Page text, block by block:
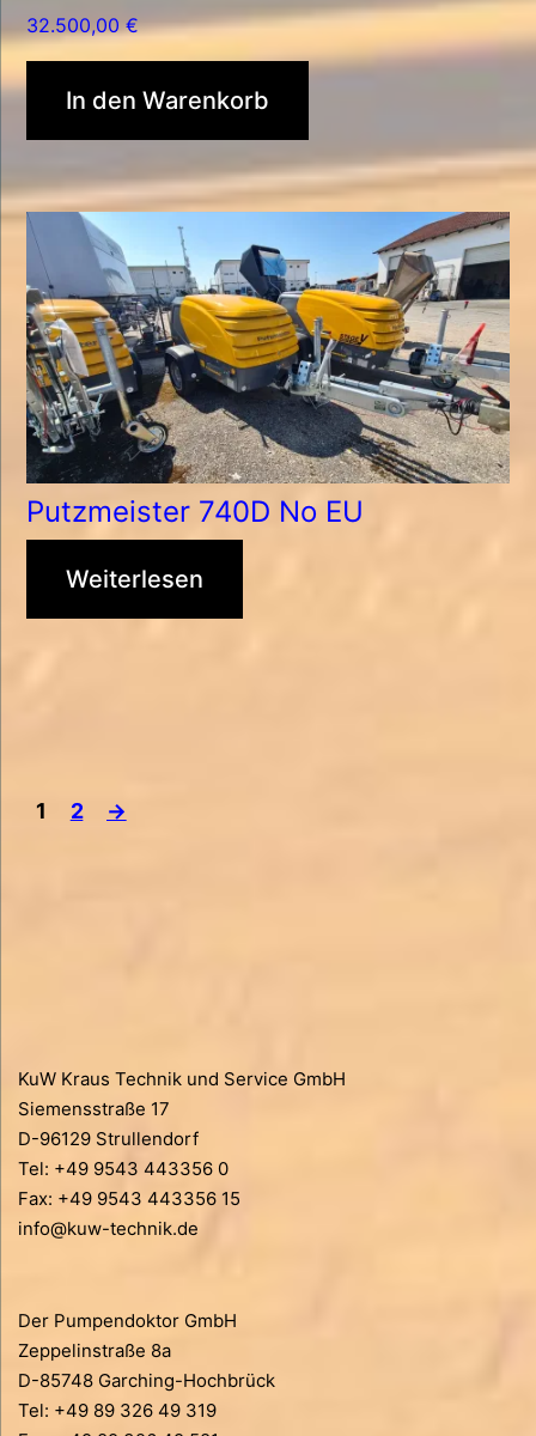
32.500,00€
In den Warenkorb
Putzmeister 740D No EU
Weiterlesen
1 2 →
KuW Kraus Technik und Service GmbH
Siemensstraße 17
D-96129 Strullendorf
Tel: +49 9543 443356 0
Fax: +49 9543 443356 15
info@kuw-technik.de
Der Pumpendoktor GmbH
Zeppelinstraße 8a
D-85748 Garching-Hochbrück
Tel: +49 89 326 49 319